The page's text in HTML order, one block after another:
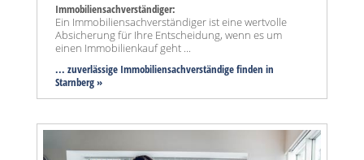
Immobiliensachverständiger:
Ein Immobiliensachverständiger ist eine wertvolle
Absicherung für Ihre Entscheidung, wenn es um
einen Immobilienkauf geht ...
... zuverlässige Immobiliensachverständige finden in
Starnberg »